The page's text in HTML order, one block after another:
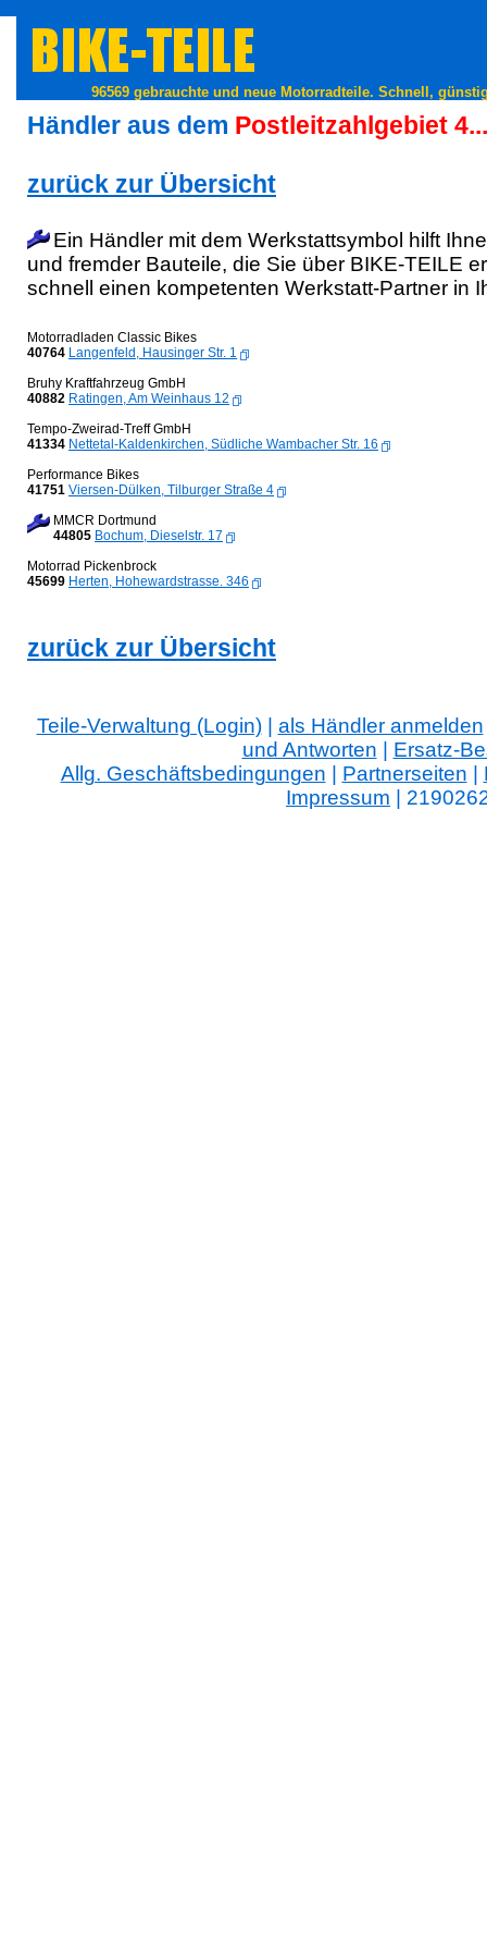
96569 gebrauchte und neue Motorradteile. Schnell,
Händler aus dem Postleitzahlgebiet
zurück zur Übersicht
Ein Händler mit dem Werkstattsymbol hilft
und fremder Bauteile, die Sie über BIKE-TEILE
schnell einen kompetenten Werkstatt-Partner in
Motorradladen Classic Bikes
40764 Langenfeld, Hausinger Str. 1
Bruhy Kraftfahrzeug GmbH
40882 Ratingen, Am Weinhaus 12
Tempo-Zweirad-Treff GmbH
41334 Nettetal-Kaldenkirchen, Südliche Wambacher Str. 16
Performance Bikes
41751 Viersen-Dülken, Tilburger Straße 4
MMCR Dortmund
44805 Bochum, Dieselstr. 17
Motorrad Pickenbrock
45699 Herten, Hohewardstrasse. 346
zurück zur Übersicht
Teile-Verwaltung (Login)| als Händler anmelden
und Antworten
Ersatz-
Allg. Geschäftsbedingungen
Partnerseiten
Impressum |